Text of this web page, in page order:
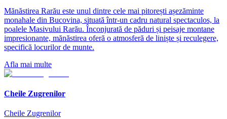
Mănăstirea Rarău este unul dintre cele mai pitorești așezăminte
monahale din Bucovina, situată într-un cadru natural spectaculos, la
poalele Masivului Rarău. Înconjurată de păduri și peisaje montane
impresionante, mănăstirea oferă o atmosferă de liniște și reculegere,
specifică locurilor de munte.
Afla mai multe
Cheile Zugrenilor
Cheile Zugrenilor